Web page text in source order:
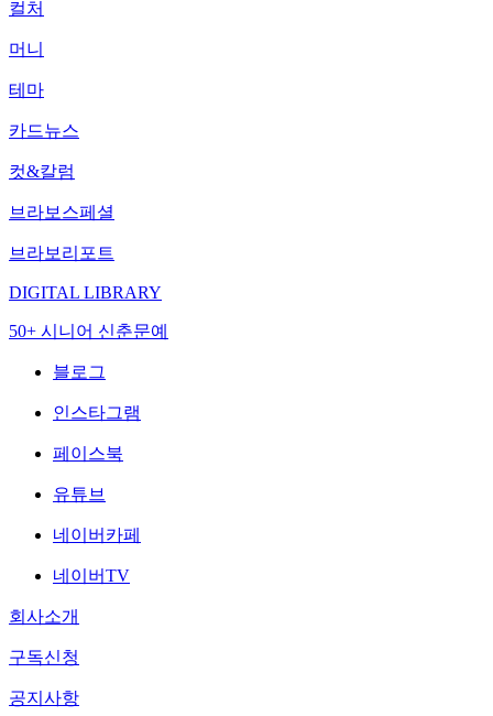
컬처
머니
테마
카드뉴스
컷&칼럼
브라보스페셜
브라보리포트
DIGITAL LIBRARY
50+ 시니어 신춘문예
블로그
인스타그램
페이스북
유튜브
네이버카페
네이버TV
회사소개
구독신청
공지사항